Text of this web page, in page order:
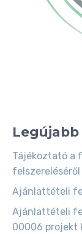
Tájékoztató a
felszereléséről
Ajánlattételi
Ajánlattételi
00006 projekt
Aktuális adózási